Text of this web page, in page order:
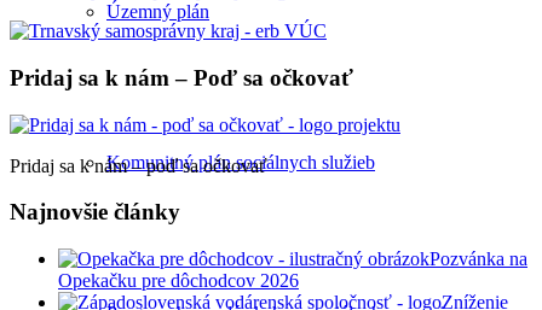
Územný plán
Komunitný plán sociálnych služieb
Pridaj sa k nám – Poď sa očkovať
Pridaj sa k nám – poď sa očkovať
Najnovšie články
Pozvánka na
Opekačku pre dôchodcov 2026
Zníženie